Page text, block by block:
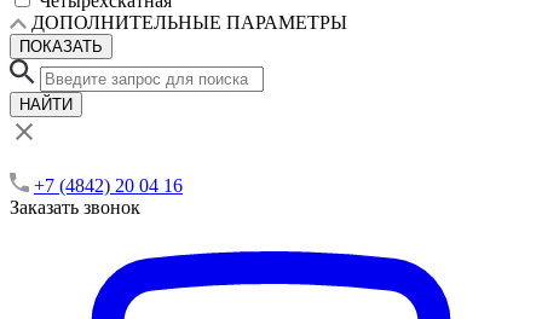
ДОПОЛНИТЕЛЬНЫЕ ПАРАМЕТРЫ
ПОКАЗАТЬ
НАЙТИ
+7 (4842) 20 04 16
Заказать звонок